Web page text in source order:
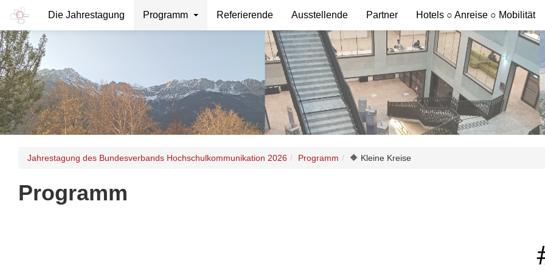
Die Jahrestagung Programm Referierende Ausstellende Partner Hotels ○ Anreise ○ Mobilität
Jahrestagung des Bundesverbands Hochschulkommunikation 2026 Programm 🔶 Kleine Kreise
Programm